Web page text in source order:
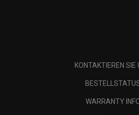
KONTAKTIEREN SIE
WARRANTY